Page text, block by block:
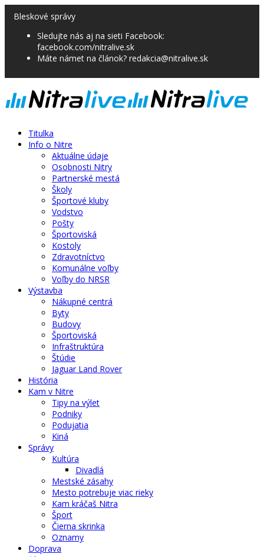
Bleskové správy
Sledujte nás aj na sieti Facebook:
facebook.com/nitralive.sk
Máte námet na článok? redakcia@nitralive.sk
Titulka
Info o Nitre
Aktuálne údaje
Osobnosti Nitry
Partnerské mestá
Školy
Športové kluby
Vodstvo
Pošty
Športoviská
Kostoly
Zdravotníctvo
Komunálne voľby
Voľby do NRSR
Výstavba
Nákupné centrá
Byty
Budovy
Športoviská
Infraštruktúra
Štúdie
Jaguar Land Rover
História
Kam v Nitre
Tipy na výlet
Podniky
Podujatia
Kiná
Správy
Kultúra
Divadlá
Mestské zásahy
Mesto potrebuje viac rieky
Kam kráčaš Nitra
Šport
Čierna skrinka
Oznamy
Doprava